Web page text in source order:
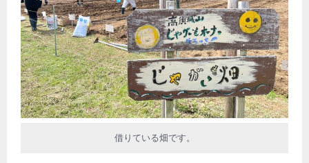
借りている畑です。